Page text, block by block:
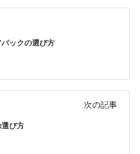
ックの選び方
次の記事
び方